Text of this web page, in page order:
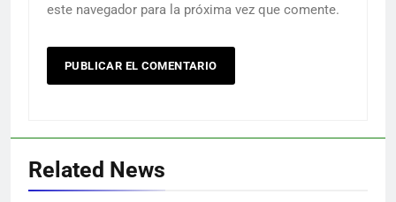
este navegador para la próxima vez que comente.
Related News